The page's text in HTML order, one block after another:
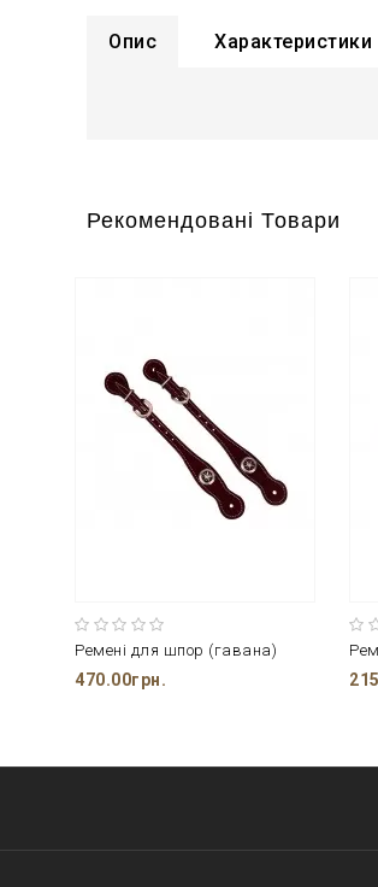
Опис Характеристики
Рекомендовані Товари
Ремені для шпор (гавана)
470.00грн.